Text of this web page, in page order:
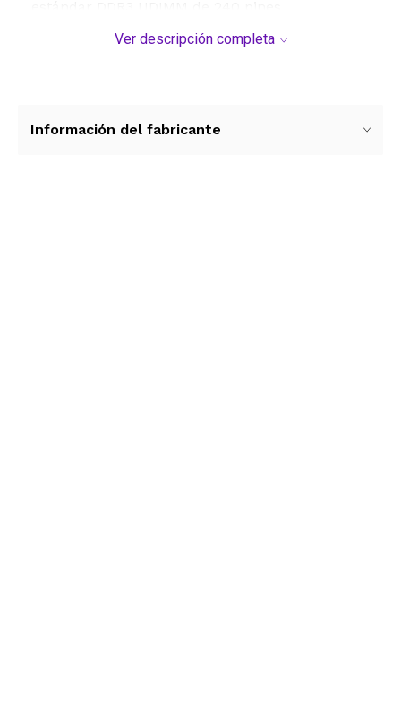
La instalación es sumamente sencilla gracias a
solución ideal para actualizar equipos de
Ver descripción completa
Información del fabricante